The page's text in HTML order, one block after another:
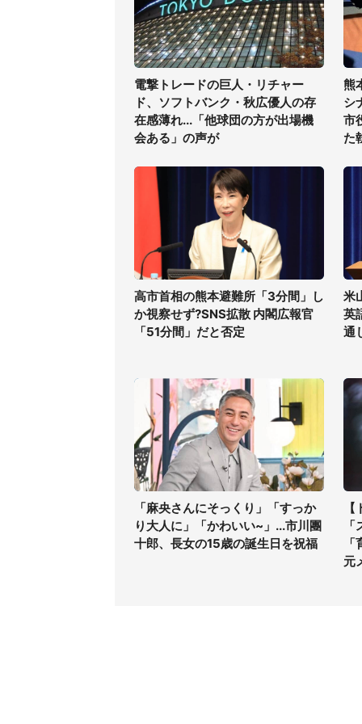
電撃トレードの巨人・リチャー
ド、ソフトバンク・秋広優人の存
在感薄れ...「他球団の方が出場機
会ある」の声が
熊
シ
市
た
高市首相の熊本避難所「3分間」し
か視察せず?SNS拡散 内閣広報官
「51分間」だと否定
米
英
通
「麻央さんにそっくり」「すっか
り大人に」「かわいい~」...市川團
十郎、長女の15歳の誕生日を祝福
元